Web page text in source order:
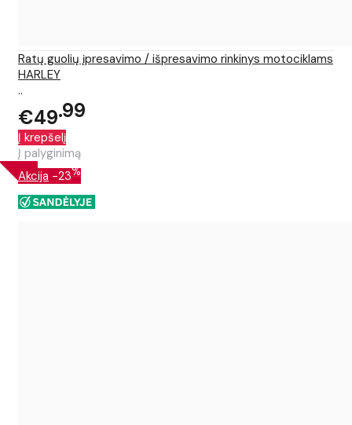
Ratų guolių įpresavimo / išpresavimo rinkinys motociklams
HARLEY
..
€49 99
Į krepšelį
Į palyginimą
Akcija -23%